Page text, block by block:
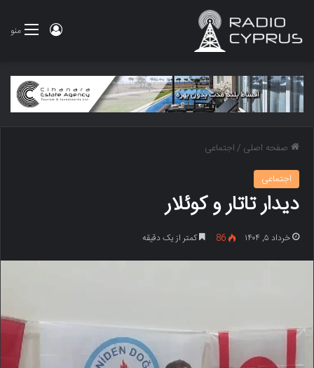
منو ورود
صفحه اصلی /اجتماعی
اجتماعی
دیدار تاتار و کوئلار
خرداد ۵, ۱۴۰۴ 86 کمتر از یک دقیقه